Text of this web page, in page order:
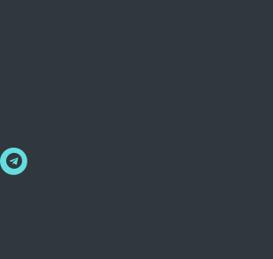
Telegram